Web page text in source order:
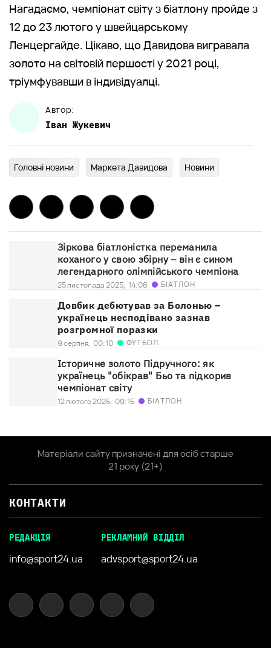
Нагадаємо, чемпіонат світу з біатлону пройде з
12 до 23 лютого у швейцарському
Ленцергайде. Цікаво, що Давидова вигравала
золото на світовій першості у 2021 році,
тріумфувавши в індивідуалці.
Автор:
Іван Жукевич
Головні новини Маркета Давидова Новини
Зіркова біатлоністка переманила
коханого у свою збірну – він є сином
легендарного олімпійського чемпіона
25 листопада 2025, 14:08 БІАТЛОН
Довбик дебютував за Болонью –
українець несподівано зазнав
розгромної поразки
9 серпня, 00:10 ФУТБОЛ
Історичне золото Підручного: як
українець "обікрав" Бьо та підкорив
чемпіонат світу
12 лютого 2025, 09:15 БІАТЛОН
Матеріали сайту призначені для осіб старше
21 року (21+)
КОНТАКТИ
РЕДАКЦІЯ
info@sport24.ua
РЕКЛАМНИЙ ВІДДІЛ
advsport@sport24.ua